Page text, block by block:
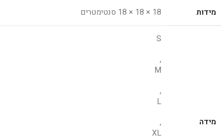
מידות 18 × 18 × 18 סנטימטרים
מידה
S
,
M
,
L
,
XL